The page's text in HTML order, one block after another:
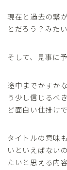
現在と過去の繋
とだろう？みた
そして、見事に
途中までかすか
う少し信じるべ
ど面白い仕掛け
タイトルの意味
いといえばない
たいと思える内